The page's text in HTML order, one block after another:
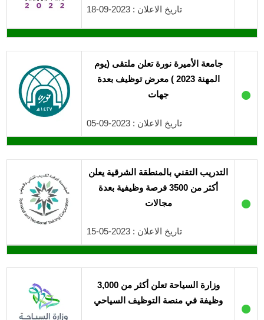
تاريخ الاعلان : 2023-09-18
●
جامعة الأميرة نورة تعلن ملتقى (يوم
المهنة 2023 ) معرض توظيف بعدة
جهات
تاريخ الاعلان : 2023-09-05
●
التدريب التقني بالمنطقة الشرقية يعلن
أكثر من 3500 فرصة وظيفية بعدة
مجالات
تاريخ الاعلان : 2023-05-15
●
وزارة السياحة تعلن أكثر من 3,000
وظيفة في منصة التوظيف السياحي